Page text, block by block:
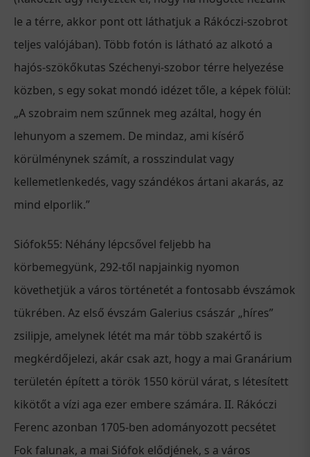
le a térre, akkor pont ott láthatjuk a Rákóczi-szobrot
teljes valójában). Több fotón is látható az alkotó a
hajós-szökőkutas Széchenyi-szobor térre helyezése
közben, s egy sokat mondó idézet tőle, a képek fölül:
„A szobraim nem szűnnek meg azáltal, hogy én
lehunyom a szemem. De mindaz, ami kísérő
körülménynek számít, a rosszindulat vagy
kellemetlenkedés, vagy szándékos ártani akarás, az
mind elporlik.”
Siófok55: Néhány lépcsővel feljebb ha
körbemegyünk, 292-től napjainkig nyomon
követhetjük a város történetét a fontosabb évszámok
tükrében. Az első évszám Galerius császár „híres”
zsilipje, amelynek létét ma már több szakértő is
megkérdőjelezi, akár csak azt, hogy a mai Granárium
területén épített a török 1550 körül várat, s létesített
kikötőt a vízi aga ezer embere számára. II. Rákóczi
Ferenc azonban 1705-ben adományozott pecsétet
Fok falunak, a mai Siófok elődjének, s a város